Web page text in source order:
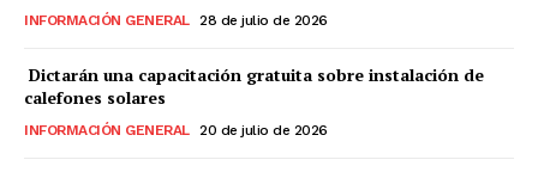
INFORMACIÓN GENERAL 28 de julio de 2026
Dictarán una capacitación gratuita sobre instalación de
calefones solares
INFORMACIÓN GENERAL 20 de julio de 2026